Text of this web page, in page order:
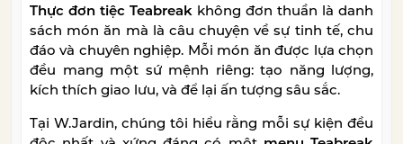
Thực đơn tiệc Teabreak không đơn thuần là danh
sách món ăn mà là câu chuyện về sự tinh tế, chu
đáo và chuyên nghiệp. Mỗi món ăn được lựa chọn
đều mang một sứ mệnh riêng: tạo năng lượng,
kích thích giao lưu, và để lại ấn tượng sâu sắc.
Tại W.Jardin, chúng tôi hiểu rằng mỗi sự kiện đều